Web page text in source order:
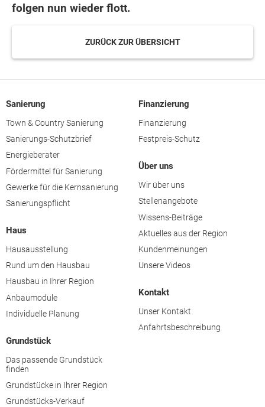
folgen nun wieder flott.
ZURÜCK ZUR ÜBERSICHT
Sanierung
Town & Country Sanierung
Sanierungs-Schutzbrief
Energieberater
Fördermittel für Sanierung
Gewerke für die Kernsanierung
Sanierungspflicht
Haus
Hausausstellung
Rund um den Hausbau
Hausbau in Ihrer Region
Anbaumodule
Individuelle Planung
Grundstück
Das passende Grundstück
finden
Grundstücke in Ihrer Region
Grundstücks-Verkauf
Finanzierung
Finanzierung
Festpreis-Schutz
Über uns
Wir über uns
Stellenangebote
Wissens-Beiträge
Aktuelles aus der Region
Kundenmeinungen
Unsere Videos
Kontakt
Unser Kontakt
Anfahrtsbeschreibung